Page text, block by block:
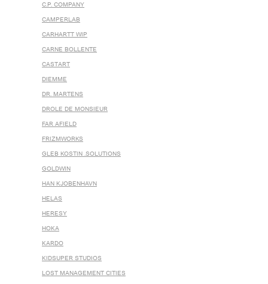
C.P. COMPANY
CAMPERLAB
CARHARTT WIP
CARNE BOLLENTE
CASTART
DIEMME
DR. MARTENS
DROLE DE MONSIEUR
FAR AFIELD
FRIZMWORKS
GLEB KOSTIN .SOLUTIONS
GOLDWIN
HAN KJOBENHAVN
HELAS
HERESY
HOKA
KARDO
KIDSUPER STUDIOS
LOST MANAGEMENT CITIES